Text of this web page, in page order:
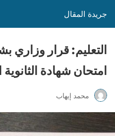
جريدة المقال
التعليم: قرار
امتحان شهادة الثانوية
محمد إيهاب